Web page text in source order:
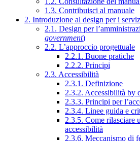
1.3. Contribuisci al manuale
2. Introduzione al design per i
2.1. Design per
government)
2.2. L’approccio progettuale
2.2.1. Buone pratiche
2.2.2. Principi
2.3. Accessibilità
2.3.1. Definizione
2.3.2. Accessibilità by
2.3.3. Principi per
2.3.4. Linee guida e
2.3.5. Come rilasciare
accessibilità
2.3.6. Meccanismo di